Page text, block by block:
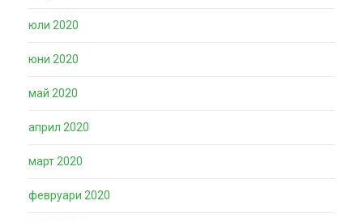
юли 2020
юни 2020
май 2020
април 2020
март 2020
февруари 2020